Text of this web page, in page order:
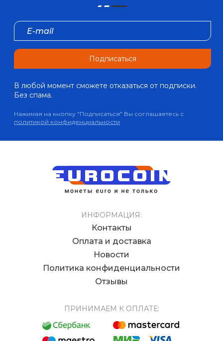
Подписаться
В любой момент сможете отказаться от подписки.
Без спама.
Нажимая на кнопку "Подписаться" Вы соглашаетесь с
политикой конфиденциальности
ИНФОРМАЦИЯ:
Контакты
Оплата и доставка
Новости
Политика конфиденциальности
Отзывы
ПРИНИМАЕМ К ОПЛАТЕ: